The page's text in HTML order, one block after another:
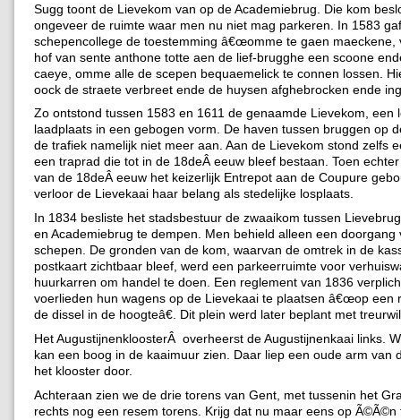
Sugg toont de Lievekom van op de Academiebrug. Die kom
ongeveer de ruimte waar men nu niet mag parkeren. In 1583
schepencollege de toestemming â€œomme te gaen maeckene,
hof van sente anthone totte aen de lief-brugghe een scoone
caeye, omme alle de scepen bequaemelick te connen lossen.
oock de straete verbreet ende de huysen afghebrocken ende
Zo ontstond tussen 1583 en 1611 de genaamde Lievekom, een
laadplaats in een gebogen vorm. De haven tussen bruggen op
de trafiek namelijk niet meer aan. Aan de Lievekom stond zelfs
een traprad die tot in de 18deÂ eeuw bleef bestaan. Toen
van de 18deÂ eeuw het keizerlijk Entrepot aan de Coupure
verloor de Lievekaai haar belang als stedelijke losplaats.
In 1834 besliste het stadsbestuur de zwaaikom tussen
en Academiebrug te dempen. Men behield alleen een doorgang
schepen. De gronden van de kom, waarvan de omtrek in de
postkaart zichtbaar bleef, werd een parkeerruimte voor
huurkarren om handel te doen. Een reglement van 1836
voerlieden hun wagens op de Lievekaai te plaatsen â€œop een
de dissel in de hoogteâ€. Dit plein werd later beplant met
Het AugustijnenkloosterÂ overheerst de Augustijnenkaai links.
kan een boog in de kaaimuur zien. Daar liep een oude arm van
het klooster door.
Achteraan zien we de drie torens van Gent, met tussenin het
rechts nog een resem torens. Krijg dat nu maar eens op Ã©Ã©n